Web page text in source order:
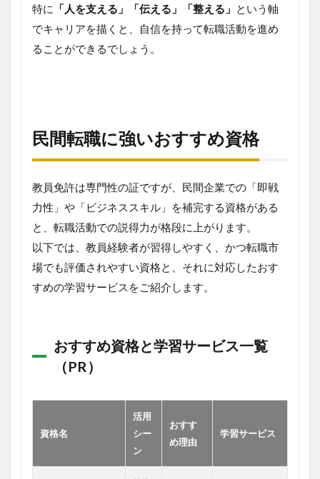
特に
「人を支える」「伝える」「整える」 という軸
でキャリアを描くと、自信を持って転職活動を進め
ることができるでしょう。
民間転職に強いおすすめ資格
教員免許は専門性の証ですが、民間企業での「即戦
力性」や「ビジネススキル」を補完する資格がある
と、転職活動での説得力が格段に上がります。
以下では、教員経験者が習得しやすく、かつ転職市
場でも評価されやすい資格と、それに対応したおす
すめの学習サービスをご紹介します。
おすすめ資格と学習サービス一覧
（PR）
資格名
活用
シー
ン
おすす
め理由
学習サービス